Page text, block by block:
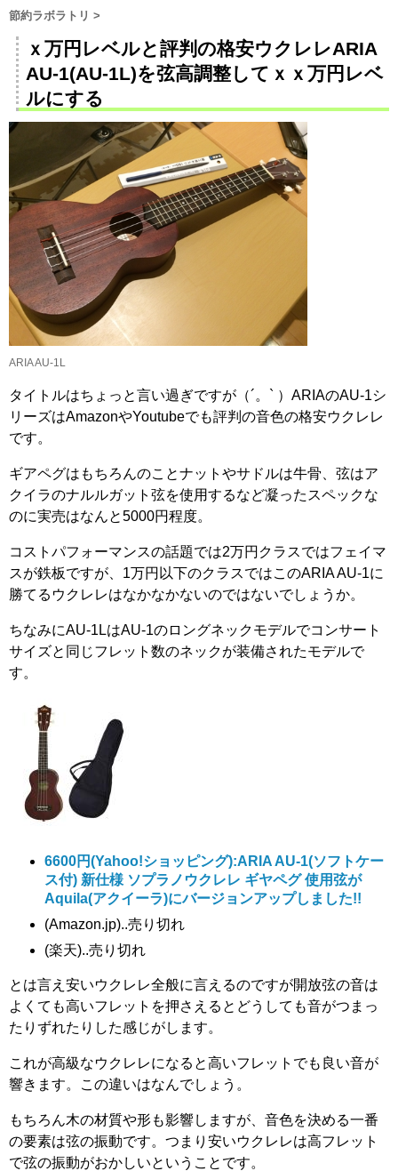
節約ラボラトリ >
ｘ万円レベルと評判の格安ウクレレARIA
AU-1(AU-1L)を弦高調整してｘｘ万円レベ
ルにする
ARIA AU-1L
タイトルはちょっと言い過ぎですが（´。` ）ARIAのAU-1シ
リーズはAmazonやYoutubeでも評判の音色の格安ウクレレ
です。
ギアペグはもちろんのことナットやサドルは牛骨、弦はア
クイラのナルルガット弦を使用するなど凝ったスペックな
のに実売はなんと5000円程度。
コストパフォーマンスの話題では2万円クラスではフェイマ
スが鉄板ですが、1万円以下のクラスではこのARIA AU-1に
勝てるウクレレはなかなかないのではないでしょうか。
ちなみにAU-1LはAU-1のロングネックモデルでコンサート
サイズと同じフレット数のネックが装備されたモデルで
す。
6600円(Yahoo!ショッピング):ARIA AU-1(ソフトケー
ス付) 新仕様 ソプラノウクレレ ギヤペグ 使用弦が
Aquila(アクイーラ)にバージョンアップしました!!
(Amazon.jp)..売り切れ
(楽天)..売り切れ
とは言え安いウクレレ全般に言えるのですが開放弦の音は
よくても高いフレットを押さえるとどうしても音がつまっ
たりずれたりした感じがします。
これが高級なウクレレになると高いフレットでも良い音が
響きます。この違いはなんでしょう。
もちろん木の材質や形も影響しますが、音色を決める一番
の要素は弦の振動です。つまり安いウクレレは高フレット
で弦の振動がおかしいということです。